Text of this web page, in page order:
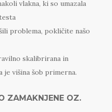
vlakna, ki so umazala
problema, pokličite našo
skalibrirana in
je višina šob primerna.
ZAMAKNJENE OZ.